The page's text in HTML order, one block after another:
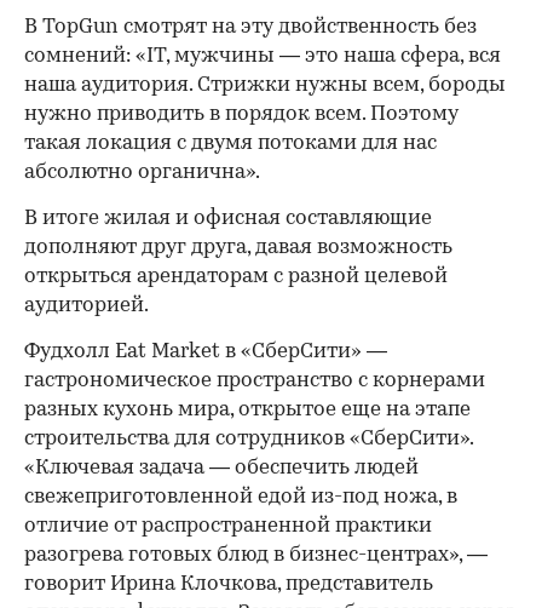
В TopGun смотрят на эту двойственность без
сомнений: «IT, мужчины — это наша сфера, вся
наша аудитория. Стрижки нужны всем, бороды
нужно приводить в порядок всем. Поэтому
такая локация с двумя потоками для нас
абсолютно органична».
В итоге жилая и офисная составляющие
дополняют друг друга, давая возможность
открыться арендаторам с разной целевой
аудиторией.
Фудхолл Eat Market в «СберСити» —
гастрономическое пространство с корнерами
разных кухонь мира, открытое еще на этапе
строительства для сотрудников «СберСити».
«Ключевая задача — обеспечить людей
свежеприготовленной едой из-под ножа, в
отличие от распространенной практики
разогрева готовых блюд в бизнес-центрах», —
говорит Ирина Клочкова, представитель